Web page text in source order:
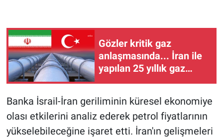
Gözler kritik gaz
anlaşmasında... İran ile
yapılan 25 yıllık gaz
Banka İsrail-İran geriliminin küresel ekonomiye
olası etkilerini analiz ederek petrol fiyatlarının
yükselebileceğine işaret etti. İran'ın gelişmeleri
Günün görüntüsü
Haber
İlan
Kimdir